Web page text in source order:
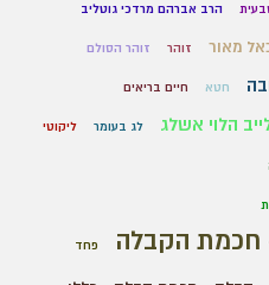
הרב אברהם מרדכי גוטליב
מאור זוהר זוהר הסולם
חטא חיים בריאים
הלוי אשלג לג בעומר ליקוטי
חכמת הקבלה פחד